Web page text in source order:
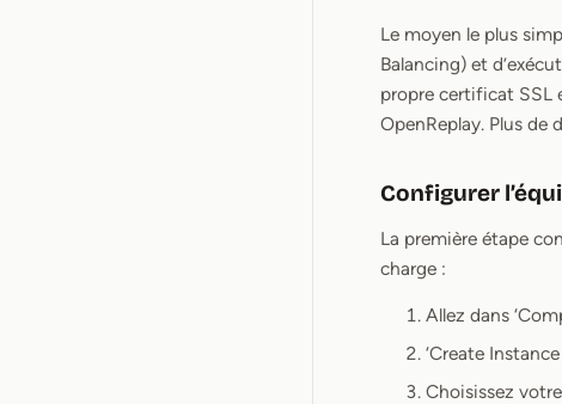
Le moyen le plus
Balancing) et
propre certificat SSL
OpenReplay. Plus de
Configurer
La première étape
charge :
Allez dans
‘Create
Choisissez